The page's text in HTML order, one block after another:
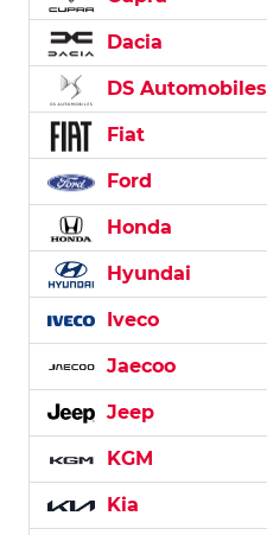
Dacia
DS Automobiles
Fiat
Ford
Honda
Hyundai
Iveco
Jaecoo
Jeep
KGM
Kia